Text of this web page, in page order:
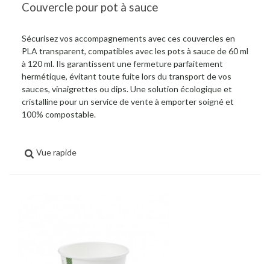
Couvercle pour pot à sauce
Sécurisez vos accompagnements avec ces couvercles en
PLA transparent, compatibles avec les pots à sauce de 60 ml
à 120 ml. Ils garantissent une fermeture parfaitement
hermétique, évitant toute fuite lors du transport de vos
sauces, vinaigrettes ou dips. Une solution écologique et
cristalline pour un service de vente à emporter soigné et
100% compostable.
Vue rapide